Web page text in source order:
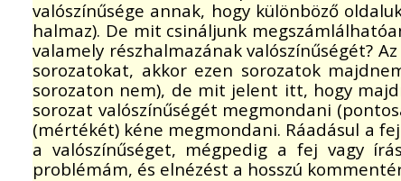
valószínűsége annak, hogy különböző
halmaz). De mit csináljunk
valamely részhalmazának valószínűségét?
sorozatokat, akkor ezen sorozatok
sorozaton nem), de mit jelent itt, hogy
sorozat valószínűségét megmondani
(mértékét) kéne megmondani. Ráadásul a
a valószínűséget, mégpedig a fej vagy
problémám, és elnézést a hosszú